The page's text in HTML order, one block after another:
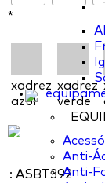
Anti-
Anti-
*
xadrez
azul
xadrez
verde
: ASBT392